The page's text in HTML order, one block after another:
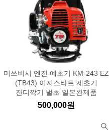
미쓰비시 엔진 예초기 KM-243 EZ
(TB43) 이지스타트 제초기
잔디깍기 벌초 일본완제품
500,000원